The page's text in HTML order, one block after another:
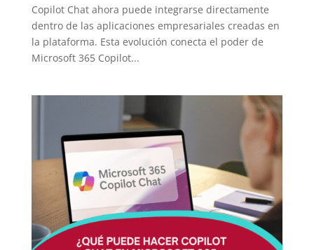
Copilot Chat ahora puede integrarse directamente
dentro de las aplicaciones empresariales creadas en
la plataforma. Esta evolución conecta el poder de
Microsoft 365 Copilot...